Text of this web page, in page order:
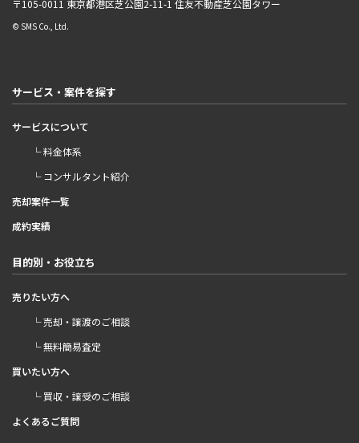
〒105-0011 東京都港区芝公園2-11-1 住友不動産芝公園タワー
© SMS Co., Ltd.
サービス・案件を探す
サービスについて
└ 料金体系
└ コンサルタント紹介
売却案件一覧
成約実績
目的別・お役立ち
売りたい方へ
└ 売却・譲渡のご相談
└ 無料簡易査定
買いたい方へ
└ 買収・譲受のご相談
よくあるご質問